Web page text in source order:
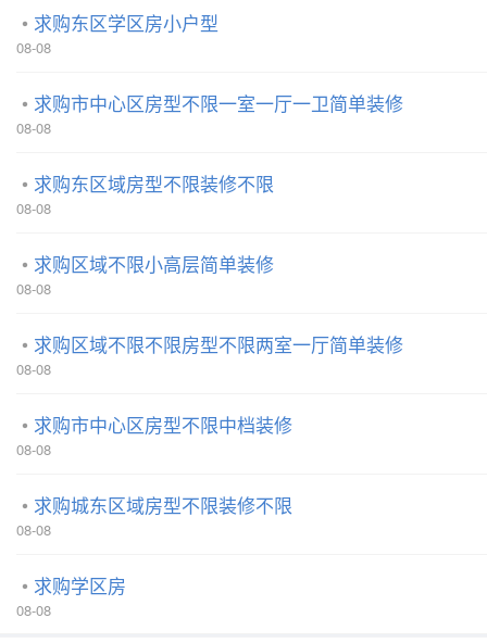
求购东区学区房小户型
08-08
求购市中心区房型不限一室一厅一卫简单装修
08-08
求购东区域房型不限装修不限
08-08
求购区域不限小高层简单装修
08-08
求购区域不限不限房型不限两室一厅简单装修
08-08
求购市中心区房型不限中档装修
08-08
求购城东区域房型不限装修不限
08-08
求购学区房
08-08